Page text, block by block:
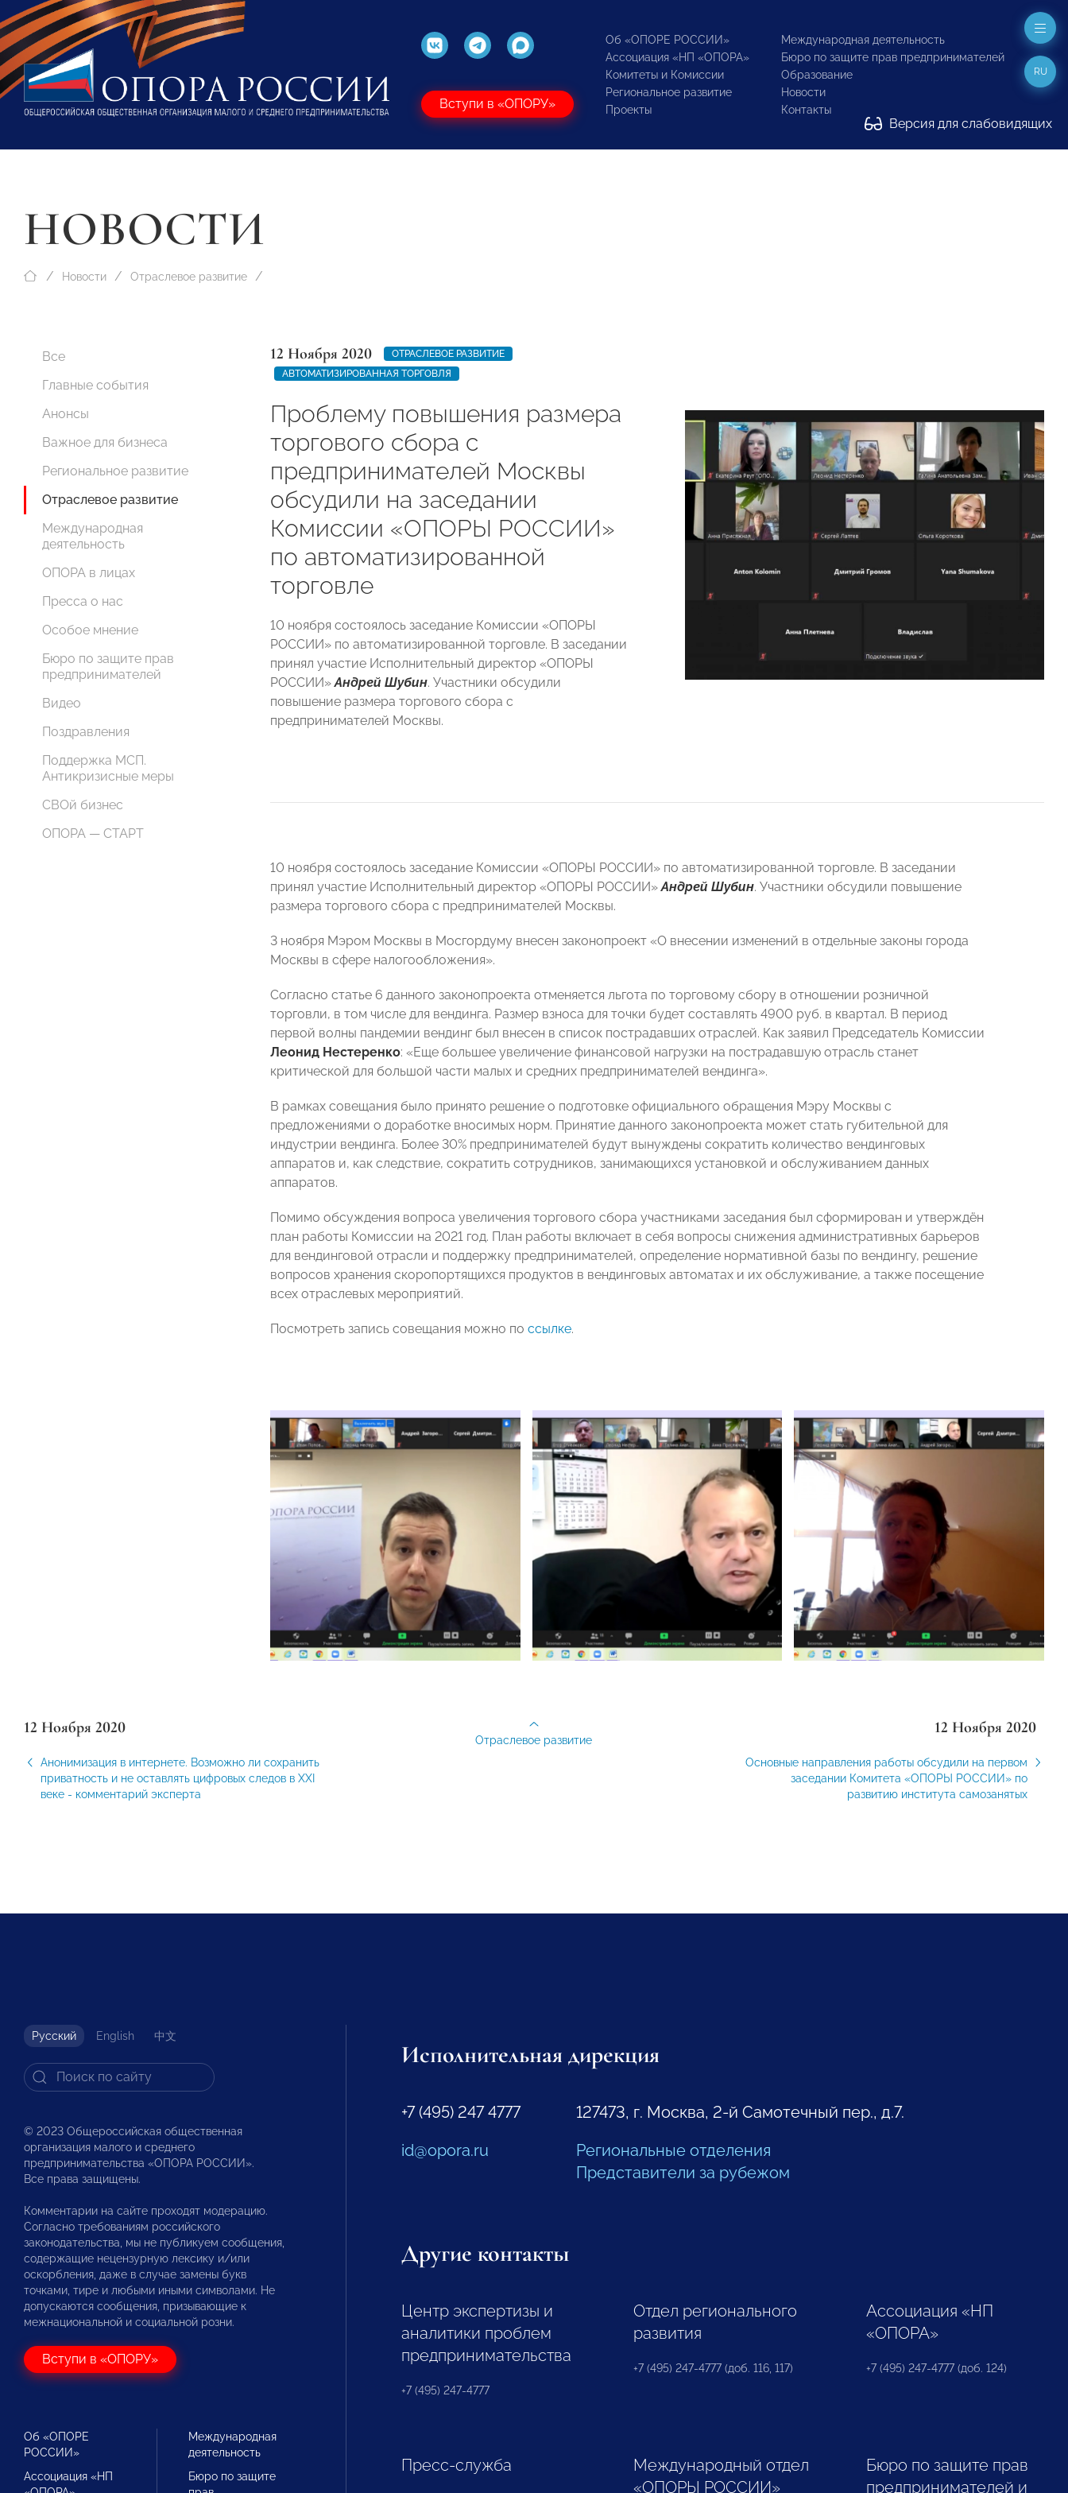
Вступи в «ОПОРУ»
Об «ОПОРЕ РОССИИ»
Ассоциация «НП «ОПОРА»
Комитеты и Комиссии
Региональное развитие
Проекты
Международная деятельность
Бюро по защите прав предпринимателей
Образование
Новости
Контакты
Версия для слабовидящих
RU
НОВОСТИ
Новости Отраслевое развитие
Все
Главные события
Анонсы
Важное для бизнеса
Региональное развитие
Отраслевое развитие
Международная
деятельность
ОПОРА в лицах
Пресса о нас
Особое мнение
Бюро по защите прав
предпринимателей
Видео
Поздравления
Поддержка МСП.
Антикризисные меры
СВОй бизнес
ОПОРА — СТАРТ
12 Ноября 2020
ОТРАСЛЕВОЕ РАЗВИТИЕ
АВТОМАТИЗИРОВАННАЯ ТОРГОВЛЯ
Проблему повышения размера
торгового сбора с
предпринимателей Москвы
обсудили на заседании
Комиссии «ОПОРЫ РОССИИ»
по автоматизированной
торговле
10 ноября состоялось заседание Комиссии «ОПОРЫ
РОССИИ» по автоматизированной торговле. В заседании
принял участие Исполнительный директор «ОПОРЫ
РОССИИ»Андрей Шубин. Участники обсудили
повышение размера торгового сбора с
предпринимателей Москвы.
10 ноября состоялось заседание Комиссии «ОПОРЫ РОССИИ» по автоматизированной торговле. В заседании
принял участие Исполнительный директор «ОПОРЫ РОССИИ»Андрей Шубин. Участники обсудили повышение
размера торгового сбора с предпринимателей Москвы.
3 ноября Мэром Москвы в Мосгордуму внесен законопроект «О внесении изменений в отдельные законы города
Москвы в сфере налогообложения».
Согласно статье 6 данного законопроекта отменяется льгота по торговому сбору в отношении розничной
торговли, в том числе для вендинга. Размер взноса для точки будет составлять 4900 руб. в квартал. В период
первой волны пандемии вендинг был внесен в список пострадавших отраслей. Как заявил Председатель Комиссии
Леонид Нестеренко: «Еще большее увеличение финансовой нагрузки на пострадавшую отрасль станет
критической для большой части малых и средних предпринимателей вендинга».
В рамках совещания было принято решение о подготовке официального обращения Мэру Москвы с
предложениями о доработке вносимых норм. Принятие данного законопроекта может стать губительной для
индустрии вендинга. Более 30% предпринимателей будут вынуждены сократить количество вендинговых
аппаратов и, как следствие, сократить сотрудников, занимающихся установкой и обслуживанием данных
аппаратов.
Помимо обсуждения вопроса увеличения торгового сбора участниками заседания был сформирован и утверждён
план работы Комиссии на 2021 год. План работы включает в себя вопросы снижения административных барьеров
для вендинговой отрасли и поддержку предпринимателей, определение нормативной базы по вендингу, решение
вопросов хранения скоропортящихся продуктов в вендинговых автоматах и их обслуживание, а также посещение
всех отраслевых мероприятий.
Посмотреть запись совещания можно по ссылке.
12 Ноября 2020
Анонимизация в интернете. Возможно ли сохранить
приватность и не оставлять цифровых следов в XXI
веке - комментарий эксперта
12 Ноября 2020
Основные направления работы обсудили на первом
заседании Комитета «ОПОРЫ РОССИИ» по
развитию института самозанятых
Отраслевое развитие
Русский English 中文
© 2023 Общероссийская общественная
организация малого и среднего
предпринимательства «ОПОРА РОССИИ».
Все права защищены.
Комментарии на сайте проходят модерацию.
Согласно требованиям российского
законодательства, мы не публикуем сообщения,
содержащие нецензурную лексику и/или
оскорбления, даже в случае замены букв
точками, тире и любыми иными символами. Не
допускаются сообщения, призывающие к
межнациональной и социальной розни.
Вступи в «ОПОРУ»
Об «ОПОРЕ
РОССИИ»
Ассоциация «НП
Международная
деятельность
Бюро по защите
Исполнительная дирекция
+7 (495) 247 4777
id@opora.ru
127473, г. Москва, 2-й Самотечный пер., д.7.
Региональные отделения
Представители за рубежом
Другие контакты
Центр экспертизы и
аналитики проблем
предпринимательства
+7 (495) 247-4777
Отдел регионального
развития
+7 (495) 247-4777 (доб. 116, 117)
Ассоциация «НП
«ОПОРА»
+7 (495) 247-4777 (доб. 124)
Пресс-служба
Международный отдел
«ОПОРЫ РОССИИ»
Бюро по защите прав
предпринимателей и